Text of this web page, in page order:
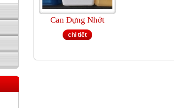
Can Đựng Nhớt
chi tiết